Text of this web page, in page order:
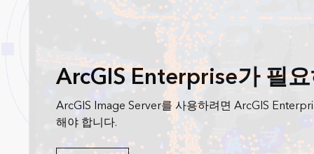
ArcGIS Enterprise가 필
ArcGIS Image Server를 사용하려면 ArcGIS
해야 합니다.